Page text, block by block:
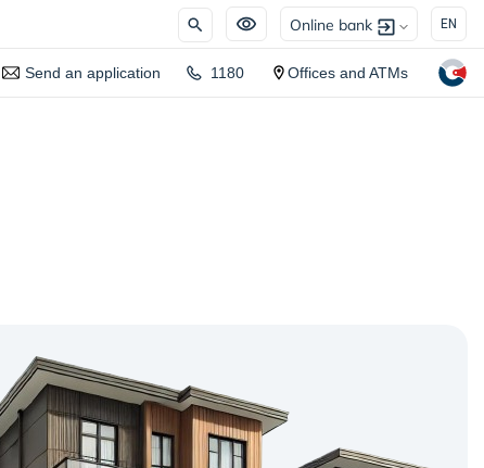
Online bank EN
Send an application 1180 Offices and ATMs